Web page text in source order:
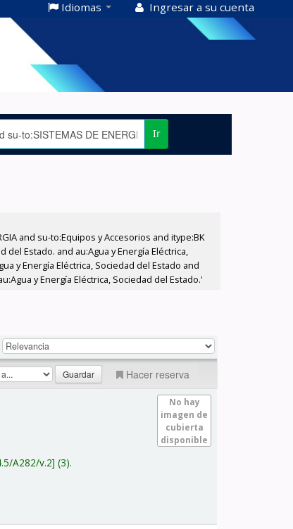
Idiomas Ingresar a su cuenta
Ir
and su-to:Equipos y Accesorios and itype:BK
Estado. and au:Agua y Energía Eléctrica,
y Energía Eléctrica, Sociedad del Estado and
y Energía Eléctrica, Sociedad del Estado.'
Hacer reserva
No hay
imagen de
cubierta
disponible
A282/v.2 (3).